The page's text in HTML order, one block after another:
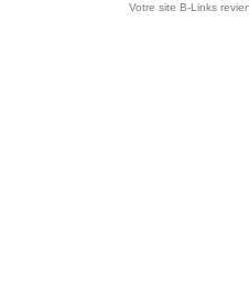
Votre site B-Links